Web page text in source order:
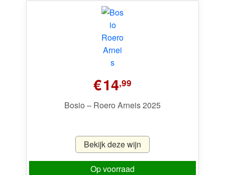
€14,99
Bosio – Roero Arneis 2025
Bekijk deze wijn
Op voorraad